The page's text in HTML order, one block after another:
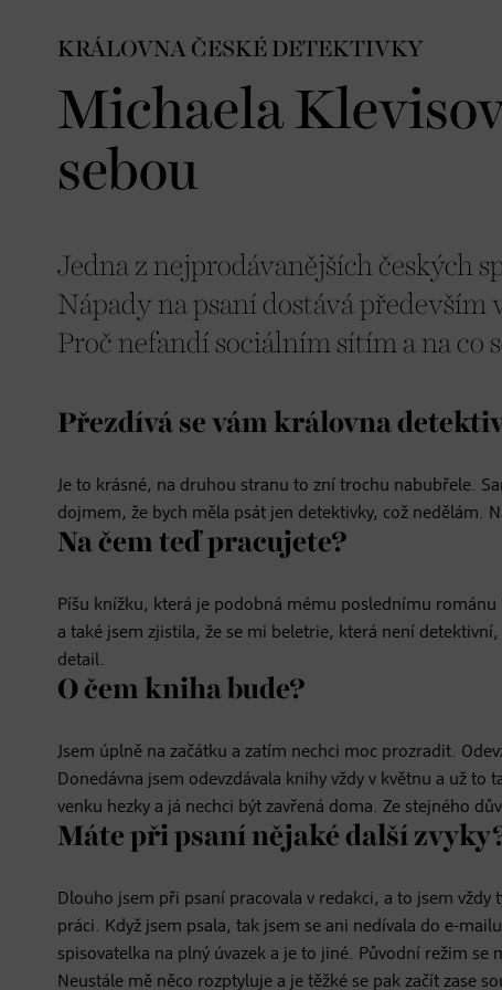
KRÁLOVNA ČESKÉ DETEKTIVKY
Michaela
sebou
Jedna z nejprodávanějších českých
Nápady na psaní dostává především
Proč nefandí sociálním sítím a na co
Přezdívá se vám královna
Je to krásné, na druhou stranu to zní trochu nabubřele.
dojmem, že bych měla psát jen detektivky, což nedělám.
Na čem teď pracujete?
Píšu knížku, která je podobná mému poslednímu
a také jsem zjistila, že se mi beletrie, která není
detail.
O čem kniha bude?
Jsem úplně na začátku a zatím nechci moc prozradit.
Donedávna jsem odevzdávala knihy vždy v květnu a už
venku hezky a já nechci být zavřená doma. Ze stejného
Máte při psaní nějaké další
Dlouho jsem při psaní pracovala v redakci, a to jsem vždy
práci. Když jsem psala, tak jsem se ani nedívala do e-
spisovatelka na plný úvazek a je to jiné. Původní režim
Neustále mě něco rozptyluje a je těžké se pak začít zase